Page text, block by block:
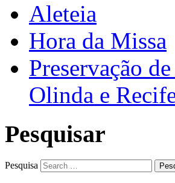
Aleteia
Hora da Missa
Preservação
Olinda e
Pesquisar
Pesquisa